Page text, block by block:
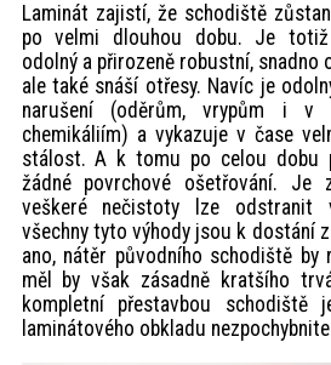
Laminát zajistí, že schodiště
po velmi dlouhou dobu. Je totiž
odolný a přirozeně robustní, snadno
ale také snáší otřesy. Navíc je
narušení (oděrům, vrypům i v
chemikáliím) a vykazuje v čase
stálost. A k tomu po celou dobu
žádné povrchové ošetřování. Je
veškeré nečistoty lze odstranit
všechny tyto výhody jsou k dostání
ano, nátěr původního schodiště by
měl by však zásadně kratšího
kompletní přestavbou schodiště
laminátového obkladu